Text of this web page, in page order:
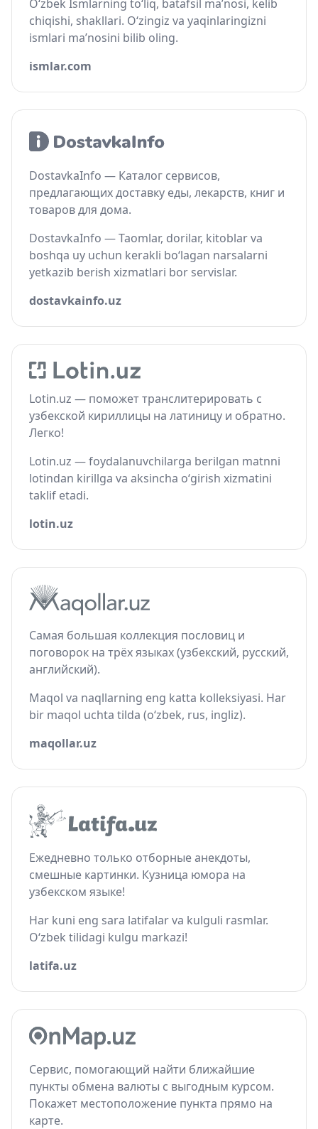
O‘zbek Ismlarning to‘liq, batafsil ma’nosi, kelib
chiqishi, shakllari. O‘zingiz va yaqinlaringizni
ismlari ma’nosini bilib oling.
ismlar.com
DostavkaInfo — Каталог сервисов,
предлагающих доставку еды, лекарств, книг и
товаров для дома.
DostavkaInfo — Taomlar, dorilar, kitoblar va
boshqa uy uchun kerakli bo‘lagan narsalarni
yetkazib berish xizmatlari bor servislar.
dostavkainfo.uz
Lotin.uz — поможет транслитерировать с
узбекской кириллицы на латиницу и обратно.
Легко!
Lotin.uz — foydalanuvchilarga berilgan matnni
lotindan kirillga va aksincha o‘girish xizmatini
taklif etadi.
lotin.uz
Самая большая коллекция пословиц и
поговорок на трёх языках (узбекский, русский,
английский).
Maqol va naqllarning eng katta kolleksiyasi. Har
bir maqol uchta tilda (o‘zbek, rus, ingliz).
maqollar.uz
Ежедневно только отборные анекдоты,
смешные картинки. Кузница юмора на
узбекском языке!
Har kuni eng sara latifalar va kulguli rasmlar.
O‘zbek tilidagi kulgu markazi!
latifa.uz
Сервис, помогающий найти ближайшие
пункты обмена валюты с выгодным курсом.
Покажет местоположение пункта прямо на
карте.